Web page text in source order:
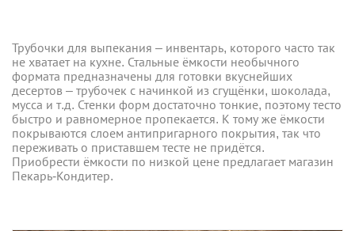
Трубочки для выпекания – инвентарь, которого часто так
не хватает на кухне. Стальные ёмкости необычного
формата предназначены для готовки вкуснейших
десертов – трубочек с начинкой из сгущёнки, шоколада,
мусса и т.д. Стенки форм достаточно тонкие, поэтому тесто
быстро и равномерное пропекается. К тому же ёмкости
покрываются слоем антипригарного покрытия, так что
переживать о приставшем тесте не придётся.
Приобрести ёмкости по низкой цене предлагает магазин
Пекарь-Кондитер.